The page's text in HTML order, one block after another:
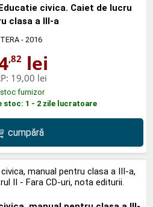
civica. Caiet de lucru
clasa a III-a
- 2016
,82 lei
19,00 lei
furnizor
stoc: 1 - 2 zile lucratoare
cumpără